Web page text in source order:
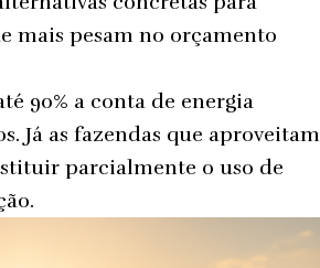
mais pesam no orçamento
90% a conta de energia
Já as fazendas que aproveitam
parcialmente o uso de